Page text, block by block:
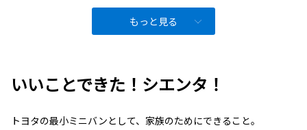
もっと見る
いいことできた！シエンタ！
トヨタの最小ミニバンとして、家族のためにできること。